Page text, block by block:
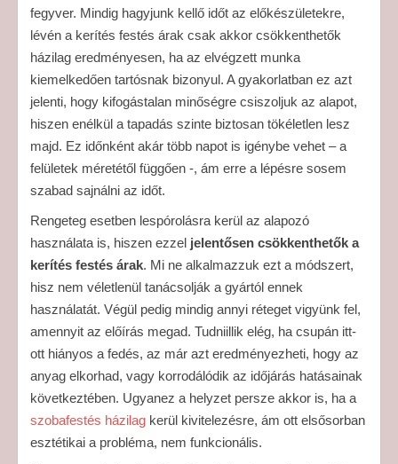
fegyver. Mindig hagyjunk kellő időt az előkészületekre,
lévén a kerítés festés árak csak akkor csökkenthetők
házilag eredményesen, ha az elvégzett munka
kiemelkedően tartósnak bizonyul. A gyakorlatban ez azt
jelenti, hogy kifogástalan minőségre csiszoljuk az alapot,
hiszen enélkül a tapadás szinte biztosan tökéletlen lesz
majd. Ez időnként akár több napot is igénybe vehet – a
felületek méretétől függően -, ám erre a lépésre sosem
szabad sajnálni az időt.
Rengeteg esetben lespórolásra kerül az alapozó
használata is, hiszen ezzel jelentősen csökkenthetők a
kerítés festés árak. Mi ne alkalmazzuk ezt a módszert,
hisz nem véletlenül tanácsolják a gyártól ennek
használatát. Végül pedig mindig annyi réteget vigyünk fel,
amennyit az előírás megad. Tudniillik elég, ha csupán itt-
ott hiányos a fedés, az már azt eredményezheti, hogy az
anyag elkorhad, vagy korrodálódik az időjárás hatásainak
következtében. Ugyanez a helyzet persze akkor is, ha a
szobafestés házilag kerül kivitelezésre, ám ott elsősorban
esztétikai a probléma, nem funkcionális.